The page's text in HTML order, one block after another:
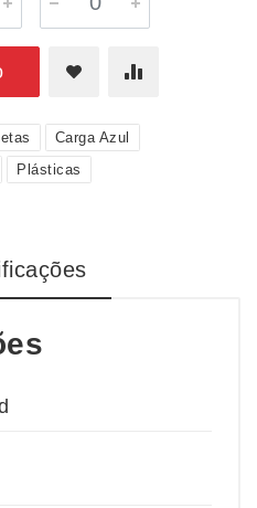
Carga Azul
Plásticas